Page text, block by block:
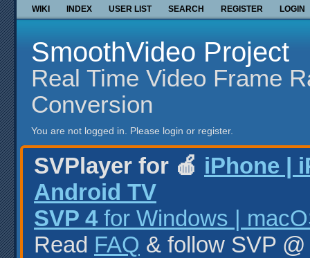
WIKI INDEX USER LIST SEARCH REGISTER LOGIN
SmoothVideo Project
Real Time Video Frame
Conversion
You are not logged in. Please login or register.
SVPlayer for 🍎 iPhone |
Android TV
SVP 4 for Windows |
Read FAQ & follow SVP